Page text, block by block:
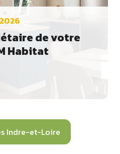
de votre
Habitat
Indre-et-Loire